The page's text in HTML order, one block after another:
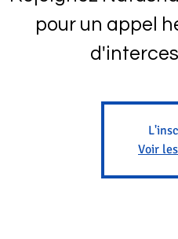
pour un appel
Voir